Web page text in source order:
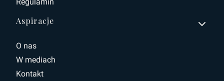
Regulamin
Aspiracje
O nas
W mediach
Kontakt